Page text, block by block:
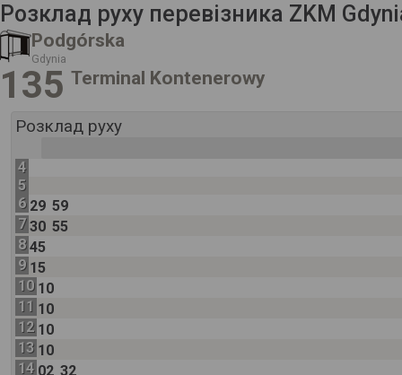
Розклад руху перевізника ZKM
Podgórska
Gdynia
135 Terminal Kontenerowy
Розклад руху
4
5
6 29 59
7 30 55
8 45
9 15
10 10
11 10
12 10
13 10
14 02 32